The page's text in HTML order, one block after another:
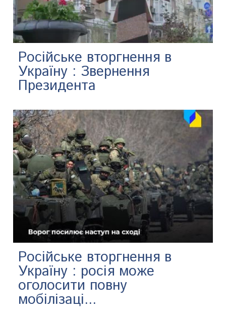
Російське вторгнення в
Україну : Звернення
Президента
Російське вторгнення в
Україну : росія може
оголосити повну
мобілізаці...